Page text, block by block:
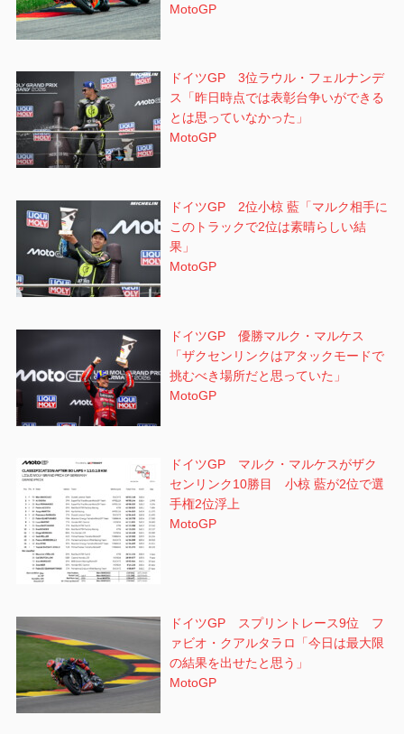
MotoGP
ドイツGP 3位ラウル・フェルナンデ
ス「昨日時点では表彰台争いができる
とは思っていなかった」
MotoGP
ドイツGP 2位小椋 藍「マルク相手に
このトラックで2位は素晴らしい結
果」
MotoGP
ドイツGP 優勝マルク・マルケス
「ザクセンリンクはアタックモードで
挑むべき場所だと思っていた」
MotoGP
ドイツGP マルク・マルケスがザク
センリンク10勝目 小椋 藍が2位で選
手権2位浮上
MotoGP
ドイツGP スプリントレース9位 フ
ァビオ・クアルタラロ「今日は最大限
の結果を出せたと思う」
MotoGP